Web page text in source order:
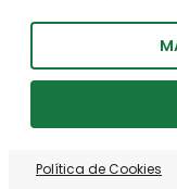
Política de Cookies